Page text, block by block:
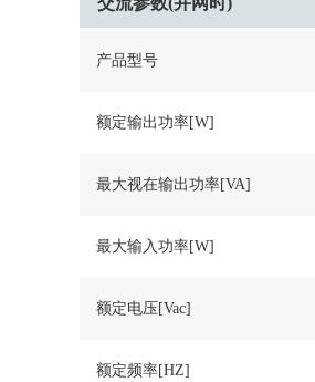
产品型号
额定输出功率[W]
最大视在输出功率[VA]
最大输入功率[W]
额定电压[Vac]
额定频率[HZ]